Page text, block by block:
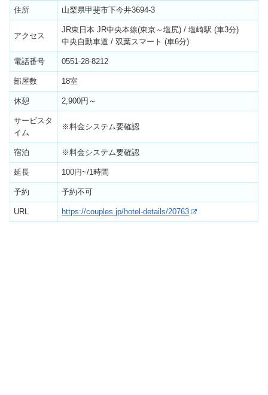
住所 山梨県甲斐市下今井3694-3
アクセス
JR東日本 JR中央本線(東京～塩尻) / 塩崎駅 (車3分)
中央自動車道 / 双葉スマート (車6分)
電話番号 0551-28-8212
部屋数 18室
休憩 2,900円～
サービスタ
イム
※料金システム要確認
宿泊 ※料金システム要確認
延長 100円~/1時間
予約 予約不可
URL https://couples.jp/hotel-details/20763